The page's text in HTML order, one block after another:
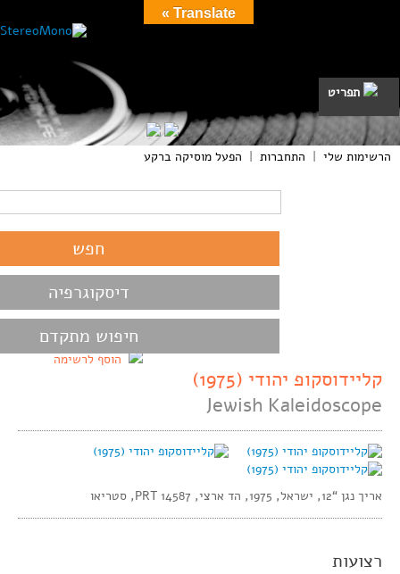
תפריט
הרשימות שלי | התחברות | הפעל מוסיקה ברקע
דיסקוגרפיה
חיפוש מתקדם
הוסף לרשימה
קליידוסקופ יהודי (1975)
Jewish Kaleidoscope
אריך נגן “12, ישראל, 1975, הד ארצי, PRT 14587, סטריאו
רצועות
Translate »